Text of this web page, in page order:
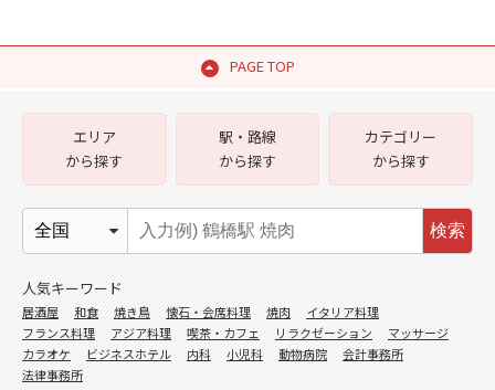
PAGE TOP
エリア
から探す
駅・路線
から探す
カテゴリー
から探す
検索
人気キーワード
居酒屋 和食 焼き鳥 懐石・会席料理 焼肉
イタリア料理
フランス料理
アジア料理 喫茶・カフェ リラクゼーション
マッサージ
カラオケ
ビジネスホテル 内科 小児科 動物病院
会計事務所
法律事務所